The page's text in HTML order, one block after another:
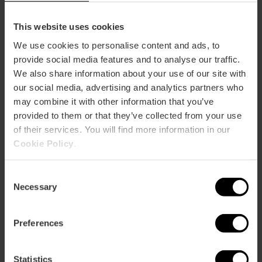
This website uses cookies
We use cookies to personalise content and ads, to
provide social media features and to analyse our traffic.
We also share information about your use of our site with
our social media, advertising and analytics partners who
may combine it with other information that you’ve
provided to them or that they’ve collected from your use
of their services. You will find more information in our
Cookie Policy
Selection
Necessary
Preferences
Statistics
necessitaràs traure entrada per a les exposicions i els